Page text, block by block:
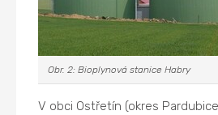
Obr. 2: Bioplynová stanice Habry
V obci Ostřetín (okres